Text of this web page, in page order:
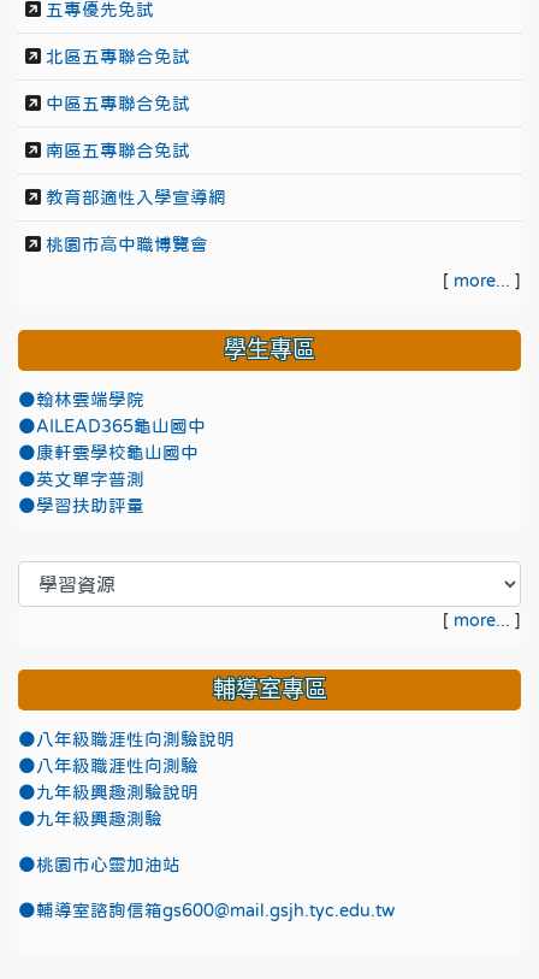
五專優先免試
北區五專聯合免試
中區五專聯合免試
南區五專聯合免試
教育部適性入學宣導網
桃園市高中職博覽會
[ more... ]
學生專區
●翰林雲端學院
●AILEAD365龜山國中
●康軒雲學校龜山國中
●英文單字普測
●學習扶助評量
[ more... ]
輔導室專區
●八年級職涯性向測驗說明
●八年級職涯性向測驗
●九年級興趣測驗說明
●九年級興趣測驗
●桃園市心靈加油站
●輔導室諮詢信箱gs600@mail.gsjh.tyc.edu.tw